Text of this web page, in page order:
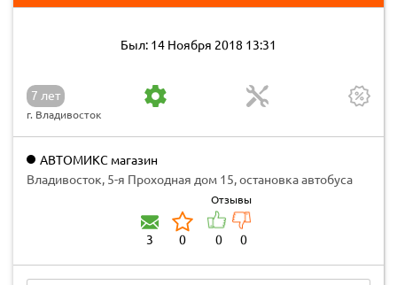
Был: 14 Ноября 2018 13:31
7 лет
г. Владивосток
АВТОМИКС магазин
Владивосток, 5-я Проходная дом 15, остановка автобуса
"авторынок на Камской" магазин АВТОМИКС
3 0
Отзывы
0 0